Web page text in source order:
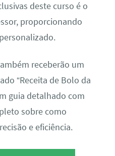
deste curso é o
proporcionando
receberão um
“Receita de Bolo da
guia detalhado com
sobre como
e eficiência.